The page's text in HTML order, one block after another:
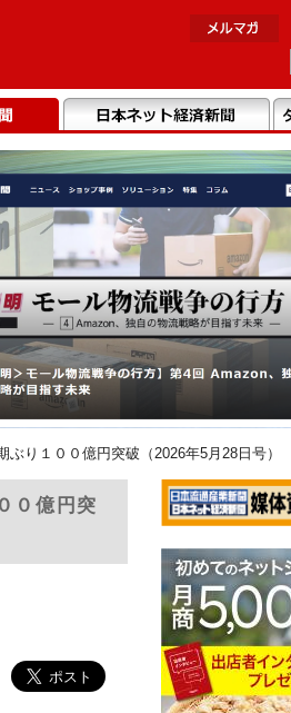
り１００億円突破（2026年5月28日号）
０億円突